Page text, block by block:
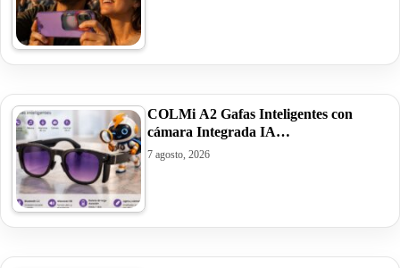
COLMi A2 Gafas Inteligentes con
cámara Integrada IA…
7 agosto, 2026